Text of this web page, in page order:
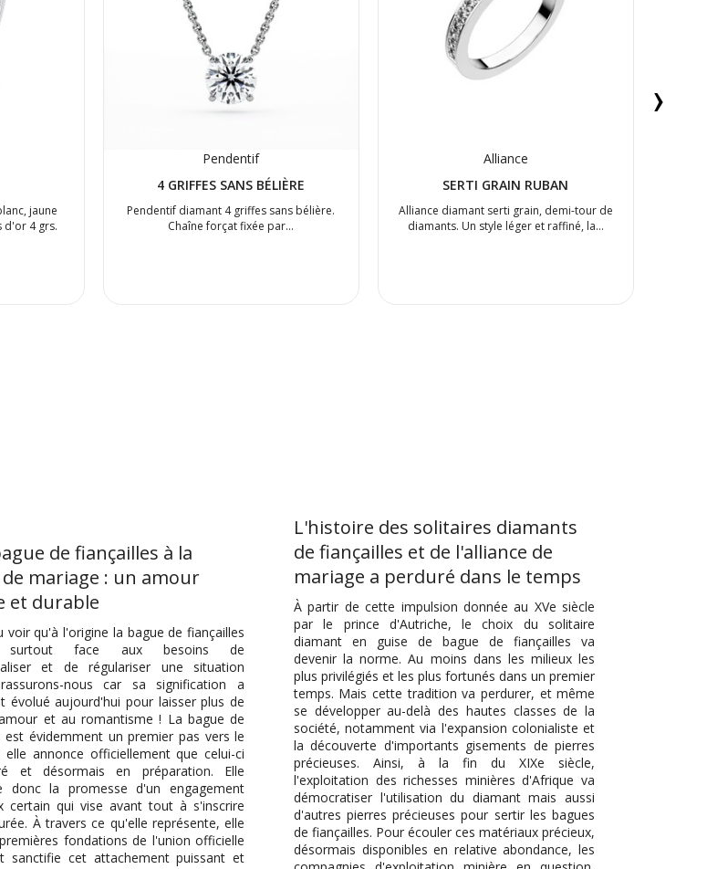
jaune
d'or 4 grs.
Pendentif
4 GRIFFES SANS BÉLIÈRE
Pendentif diamant 4 griffes sans bélière.
Chaîne forçat fixée par…
Alliance
SERTI GRAIN RUBAN
Alliance diamant serti grain, demi-tour de
diamants. Un style léger et raffiné, la…
›
de fiançailles à la
mariage : un amour
et durable
voir qu'à l'origine la bague de fiançailles
surtout face aux besoins de
et de régulariser une situation
nous car sa signification a
évolué aujourd'hui pour laisser plus de
et au romantisme ! La bague de
est évidemment un premier pas vers le
elle annonce officiellement que celui-ci
et désormais en préparation. Elle
donc la promesse d'un engagement
certain qui vise avant tout à s'inscrire
À travers ce qu'elle représente, elle
fondations de l'union officielle
sanctifie cet attachement puissant et
L'histoire des solitaires diamants
de fiançailles et de l'alliance de
mariage a perduré dans le temps
À partir de cette impulsion donnée au XVe siècle
par le prince d'Autriche, le choix du solitaire
diamant en guise de bague de fiançailles va
devenir la norme. Au moins dans les milieux les
plus privilégiés et les plus fortunés dans un premier
temps. Mais cette tradition va perdurer, et même
se développer au-delà des hautes classes de la
société, notamment via l'expansion colonialiste et
la découverte d'importants gisements de pierres
précieuses. Ainsi, à la fin du XIXe siècle,
l'exploitation des richesses minières d'Afrique va
démocratiser l'utilisation du diamant mais aussi
d'autres pierres précieuses pour sertir les bagues
de fiançailles. Pour écouler ces matériaux précieux,
désormais disponibles en relative abondance, les